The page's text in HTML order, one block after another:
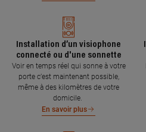
Installation d’un visiophone
connecté ou d'une sonnette
Voir en temps réel qui sonne à votre
porte c’est maintenant possible,
même à des kilomètres de votre
domicile.
En savoir plus